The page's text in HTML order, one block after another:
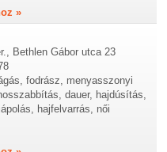
»
Bethlen Gábor utca 23
fodrász, menyasszonyi
dauer, hajdúsítás,
hajfelvarrás, női